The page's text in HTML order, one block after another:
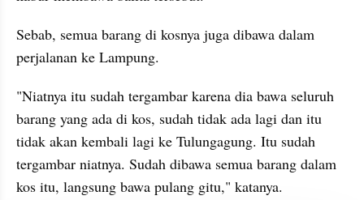
Sebab, semua barang di kosnya juga dibawa dalam
perjalanan ke Lampung.
"Niatnya itu sudah tergambar karena dia bawa seluruh
barang yang ada di kos, sudah tidak ada lagi dan itu
tidak akan kembali lagi ke Tulungagung. Itu sudah
tergambar niatnya. Sudah dibawa semua barang dalam
kos itu, langsung bawa pulang gitu," katanya.